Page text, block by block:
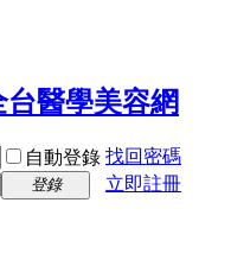
自動登錄 找回密碼
登錄
立即註冊